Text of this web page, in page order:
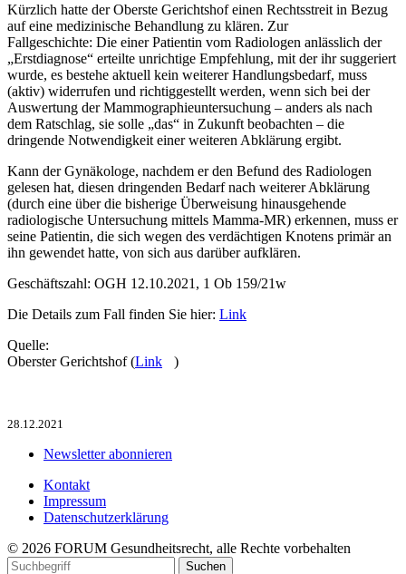
Kürzlich hatte der Oberste Gerichtshof einen Rechtsstreit in Bezug
auf eine medizinische Behandlung zu klären. Zur
Fallgeschichte: Die einer Patientin vom Radiologen anlässlich der
„Erstdiagnose“ erteilte unrichtige Empfehlung, mit der ihr suggeriert
wurde, es bestehe aktuell kein weiterer Handlungsbedarf, muss
(aktiv) widerrufen und richtiggestellt werden, wenn sich bei der
Auswertung der Mammographieuntersuchung – anders als nach
dem Ratschlag, sie solle „das“ in Zukunft beobachten – die
dringende Notwendigkeit einer weiteren Abklärung ergibt.
Kann der Gynäkologe, nachdem er den Befund des Radiologen
gelesen hat, diesen dringenden Bedarf nach weiterer Abklärung
(durch eine über die bisherige Überweisung hinausgehende
radiologische Untersuchung mittels Mamma-MR) erkennen, muss er
seine Patientin, die sich wegen des verdächtigen Knotens primär an
ihn gewendet hatte, von sich aus darüber aufklären.
Geschäftszahl: OGH 12.10.2021, 1 Ob 159/21w
Die Details zum Fall finden Sie hier: Link
Quelle:
Oberster Gerichtshof (Link )
28.12.2021
Newsletter abonnieren
Kontakt
Impressum
Datenschutzerklärung
© 2026 FORUM Gesundheitsrecht, alle Rechte vorbehalten